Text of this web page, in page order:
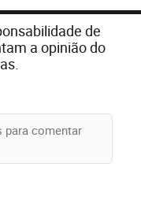
de
a opinião do